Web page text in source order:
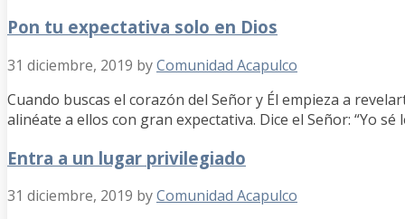
Pon tu expectativa solo en Dios
31 diciembre, 2019 byComunidad Acapulco
Cuando buscas el corazón del Señor y Él empieza a
alinéate a ellos con gran expectativa. Dice el Señor: “Yo
Entra a un lugar privilegiado
31 diciembre, 2019 byComunidad Acapulco